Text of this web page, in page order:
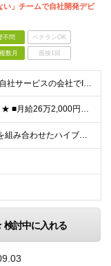
い」チームで自社開発デビ
不問 ベテランOK
数月 面接1回
★未経験の方大歓迎！ ★自社サービスの会社でIT業界デビューを目指しましょう◎ ■学歴不問 ＼以下のような方大歓迎／ ◎ITの仕事に興味がある ◎エンジニアとしてキャリアを築きたい ◎社会貢献性の高
★賞与年2回＆昇給随時！★ ■月給26万2,000円～33万円＋賞与年2回＋交通費 ※前職の給与やスキルを考慮し決定します ※固定残業代（月45時間分／6万9,000円～8万7,000円）を含みます
★出社とリモートワークを組み合わせたハイブリッド勤務！ ★幡ヶ谷駅から徒歩1分！ 【本社】 東京都渋谷区幡ヶ谷1-34-14 宝ビル3F ※(変更の範囲)上記を除く当社関連勤務地
検討中に入れる